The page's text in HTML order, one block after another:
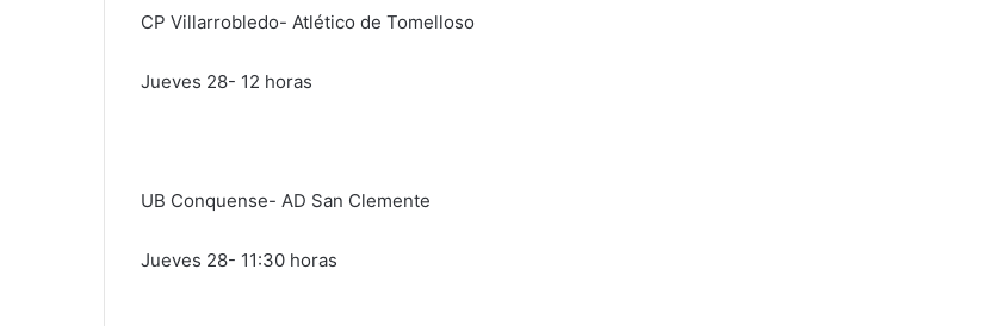
CP Villarrobledo- Atlético de Tomelloso
Jueves 28- 12 horas
UB Conquense- AD San Clemente
Jueves 28- 11:30 horas